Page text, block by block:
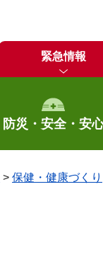
緊急情報
防災・安全・安
> 保健・健康づくり